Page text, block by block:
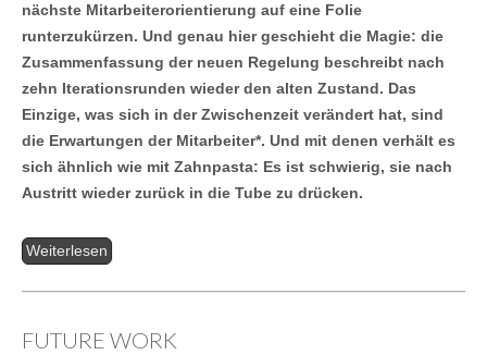
nächste Mitarbeiterorientierung auf eine Folie
runterzukürzen. Und genau hier geschieht die Magie: die
Zusammenfassung der neuen Regelung beschreibt nach
zehn Iterationsrunden wieder den alten Zustand. Das
Einzige, was sich in der Zwischenzeit verändert hat, sind
die Erwartungen der Mitarbeiter*. Und mit denen verhält es
sich ähnlich wie mit Zahnpasta: Es ist schwierig, sie nach
Austritt wieder zurück in die Tube zu drücken.
Weiterlesen
FUTURE WORK